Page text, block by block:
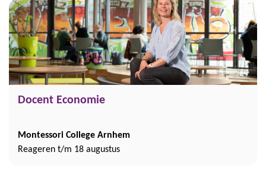
Docent Economie
Montessori College Arnhem
Reageren t/m 18 augustus